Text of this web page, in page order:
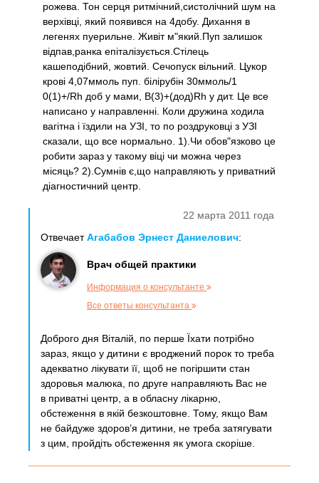
рожева. Тон серця ритмічний,систолічний шум на
верхівці, який появився на 4добу. Дихання в
легенях пуерильне. Живіт м"який.Пуп залишок
відпав,ранка епіталізується.Стілець
кашеподібний, жовтий. Сечопуск вільний. Цукор
крові 4,07ммоль пуп. білірубін 30ммоль/1
0(1)+/Rh доб у мами, B(3)+(дод)Rh у дит. Це все
написано у направленні. Коли дружина ходила
вагітна і їздили на УЗІ, то по роздруковці з УЗІ
сказали, що все нормально. 1).Чи обов"язково це
робити зараз у такому віці чи можна через
місяць? 2).Сумнів є,що направляють у приватний
діагностичний центр.
22 марта 2011 года
ОтвечаетАгабабов Эрнест Даниелович:
Врач общей практики
Информация о консультанте
Все ответы консультанта
Доброго дня Віталій, по перше Їхати потрібно
зараз, якщо у дитини є вроджений порок то треба
адекватно лікувати її, щоб не погіршити стан
здоровья малюка, по друге направляють Вас не
в приватні центр, а в обласну лікарню,
обстеження в якій безкоштовне. Тому, якщо Вам
не байдуже здоров’я дитини, не треба затягувати
з цим, пройдіть обстеження як умога скоріше.